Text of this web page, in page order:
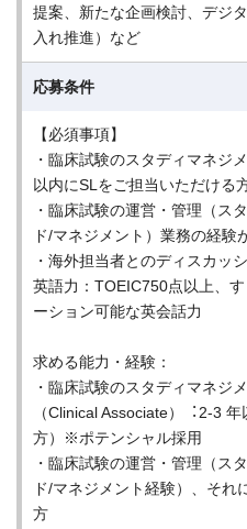
提案、新たな企画検討、デジ
入れ推進）など
応募条件
【必須事項】
・臨床試験のスタディマネジ
以内にSLをご担当いただける方
・臨床試験の運営・管理（ス
ド/マネジメント）業務の経験
・海外担当者とのディスカッ
英語力：TOEIC750点以上、
ーション可能な英会話力
求める能力・経験：
・臨床試験のスタディマネジ
（Clinical Associate）︓2-3
方）※ポテンシャル採用
・臨床試験の運営・管理（ス
ド/マネジメント経験）、そ
方